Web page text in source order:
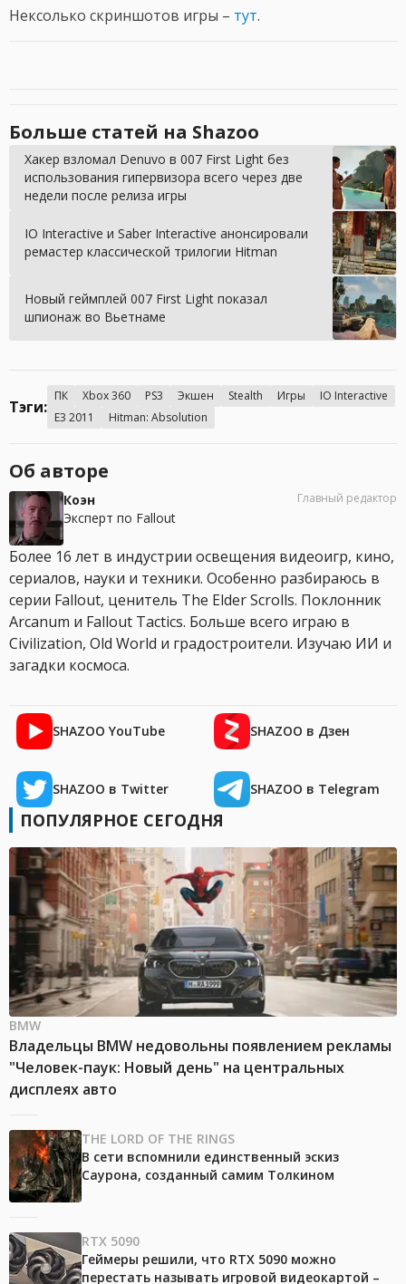
Нексолько скриншотов игры – тут.
Больше статей на Shazoo
Хакер взломал Denuvo в 007 First Light без
использования гипервизора всего через две
недели после релиза игры
IO Interactive и Saber Interactive анонсировали
ремастер классической трилогии Hitman
Новый геймплей 007 First Light показал
шпионаж во Вьетнаме
Тэги:
ПК Xbox 360 PS3 Экшен Stealth Игры
IO Interactive
E3 2011
Hitman: Absolution
Об авторе
Коэн
Эксперт по Fallout
Главный редактор
Более 16 лет в индустрии освещения видеоигр, кино,
сериалов, науки и техники. Особенно разбираюсь в
серии Fallout, ценитель The Elder Scrolls. Поклонник
Arcanum и Fallout Tactics. Больше всего играю в
Civilization, Old World и градостроители. Изучаю ИИ и
загадки космоса.
SHAZOO YouTube SHAZOO в Дзен
SHAZOO в Twitter SHAZOO в Telegram
ПОПУЛЯРНОЕ СЕГОДНЯ
BMW
Владельцы BMW недовольны появлением рекламы
"Человек-паук: Новый день" на центральных
дисплеях авто
THE LORD OF THE RINGS
В сети вспомнили единственный эскиз
Саурона, созданный самим Толкином
RTX 5090
Геймеры решили, что RTX 5090 можно
перестать называть игровой видеокартой –